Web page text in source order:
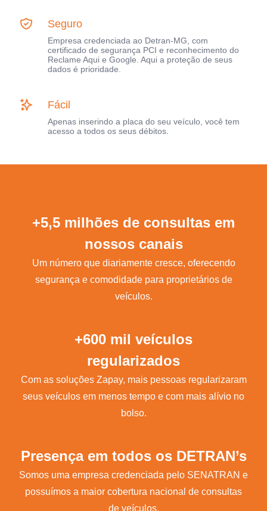
Seguro
Empresa credenciada ao Detran-MG, com
certificado de segurança PCI e reconhecimento do
Reclame Aqui e Google. Aqui a proteção de seus
dados é prioridade.
Fácil
Apenas inserindo a placa do seu veículo, você tem
acesso a todos os seus débitos.
+5,5 milhões de consultas em
nossos canais
Um número que diariamente cresce, oferecendo
segurança e comodidade para proprietários de
veículos.
+600 mil veículos
regularizados
Com as soluções Zapay, mais pessoas regularizaram
seus veículos em menos tempo e com mais alívio no
bolso.
Presença em todos os DETRAN’s
Somos uma empresa credenciada pelo SENATRAN e
possuímos a maior cobertura nacional de consultas
de veículos.